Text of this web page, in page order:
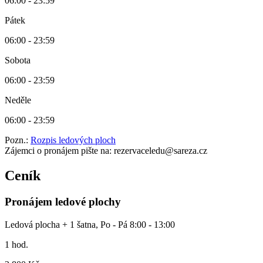
Pátek
06:00 - 23:59
Sobota
06:00 - 23:59
Neděle
06:00 - 23:59
Pozn.: Rozpis ledových ploch
Zájemci o pronájem pište na: rezervaceledu@sareza.cz
Ceník
Pronájem ledové plochy
Ledová plocha + 1 šatna, Po - Pá 8:00 - 13:00
1 hod.